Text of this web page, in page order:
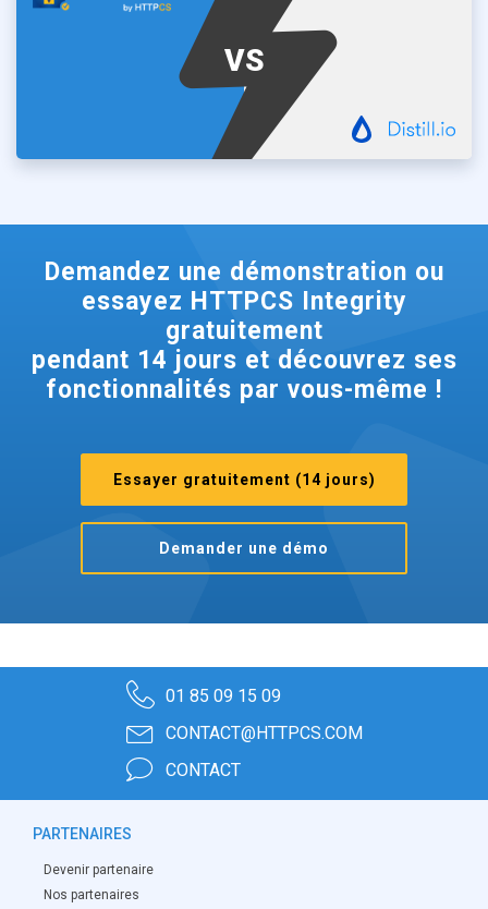
VS
Demandez une démonstration ou
essayez HTTPCS Integrity
gratuitement
pendant 14 jours et découvrez ses
fonctionnalités par vous-même !
Essayer gratuitement (14 jours)
Demander une démo
01 85 09 15 09
CONTACT@HTTPCS.COM
CONTACT
PARTENAIRES
Devenir partenaire
Nos partenaires